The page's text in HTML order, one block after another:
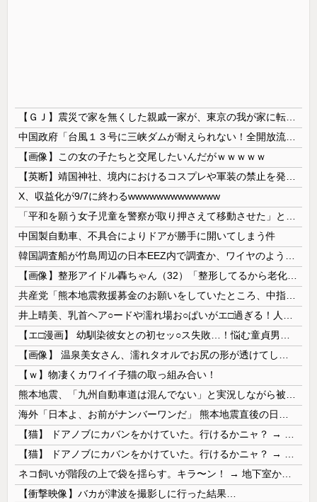
【画像】この女の子たちと交尾したいんだがｗｗｗｗｗ
X、収益化が9/7に終わるwwwwwwwwwwwww
中国製自動車、不具合によりドアが勝手に開いてしまう件
【ｗ】物凄くカワイイ子猫の取っ組み合い！
【衝撃映像】バカが津波を撮影しに行った結果…